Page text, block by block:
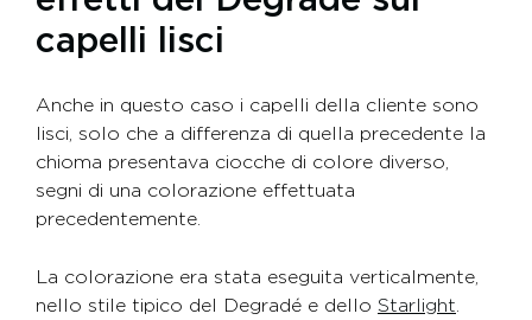
capelli lisci
Anche in questo caso i capelli della cliente sono
lisci, solo che a differenza di quella precedente la
chioma presentava ciocche di colore diverso,
segni di una colorazione effettuata
precedentemente.
La colorazione era stata eseguita verticalmente,
nello stile tipico del Degradé e dello Starlight